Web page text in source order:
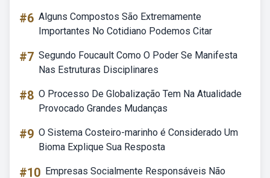
#6 Alguns Compostos São Extremamente
Importantes No Cotidiano Podemos Citar
#7 Segundo Foucault Como O Poder Se Manifesta
Nas Estruturas Disciplinares
#8 O Processo De Globalização Tem Na Atualidade
Provocado Grandes Mudanças
#9 O Sistema Costeiro-marinho é Considerado Um
Bioma Explique Sua Resposta
#10 Empresas Socialmente Responsáveis Não